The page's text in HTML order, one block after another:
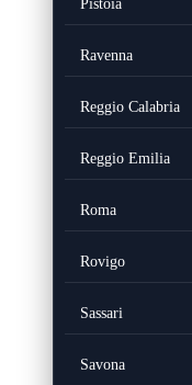
Pistoia
Ravenna
Reggio Calabria
Reggio Emilia
Roma
Rovigo
Sassari
Savona